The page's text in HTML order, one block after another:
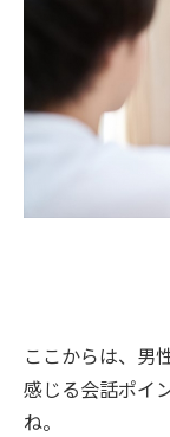
ここからは、男
感じる会話ポイ
ね。